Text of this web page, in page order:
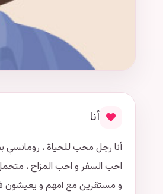
أنا
أنا رجل محب للحياة ،
احب السفر و احب المزاح ،
و مستقرين مع امهم و يعيشون